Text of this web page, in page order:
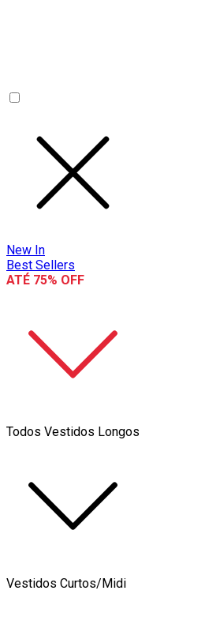
New In
Best Sellers
ATÉ 75% OFF
Todos Vestidos Longos
Vestidos Curtos/Midi